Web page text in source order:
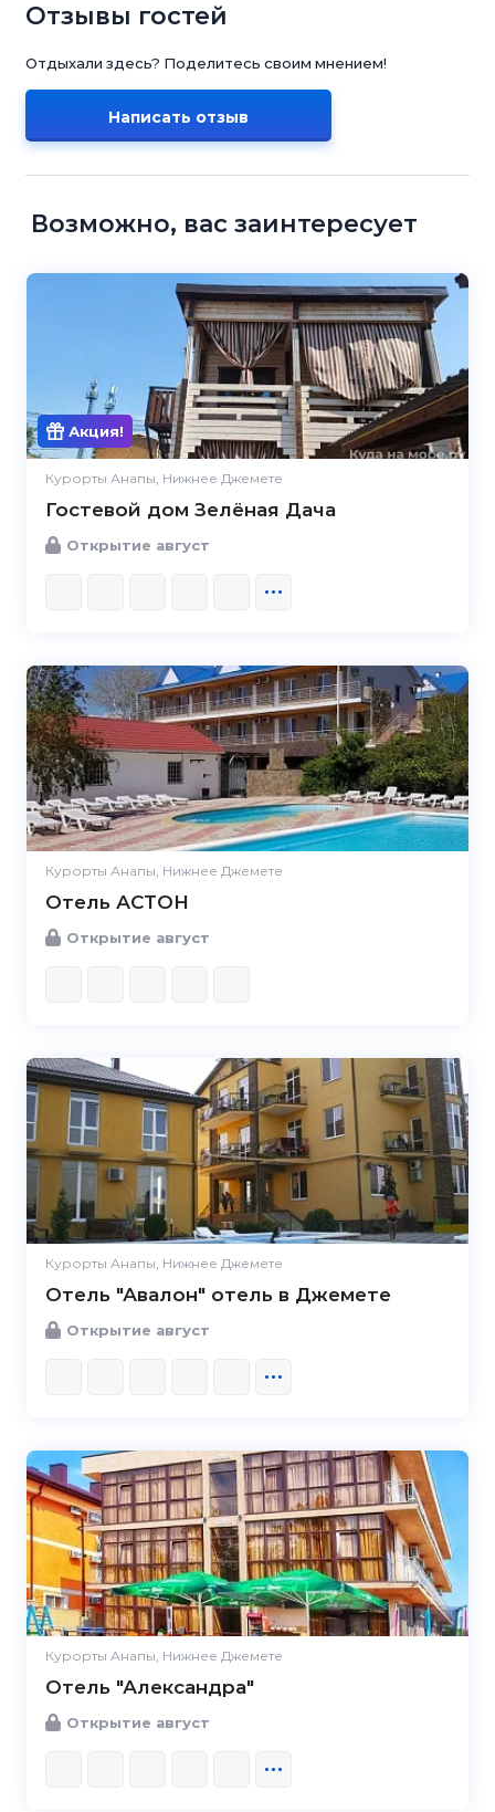
Отзывы гостей
Отдыхали здесь? Поделитесь своим мнением!
Написать отзыв
Возможно, вас заинтересует
Акция!
Курорты Анапы, Нижнее Джемете
Гостевой дом Зелёная Дача
Открытие август
Курорты Анапы, Нижнее Джемете
Отель АСТОН
Открытие август
Курорты Анапы, Нижнее Джемете
Отель "Авалон" отель в Джемете
Открытие август
Курорты Анапы, Нижнее Джемете
Отель "Александра"
Открытие август